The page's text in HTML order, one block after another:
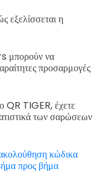
εξελίσσεται η
μπορούν να
προσαρμογές
QR TIGER, έχετε
των σαρώσεων
κώδικα
προς βήμα